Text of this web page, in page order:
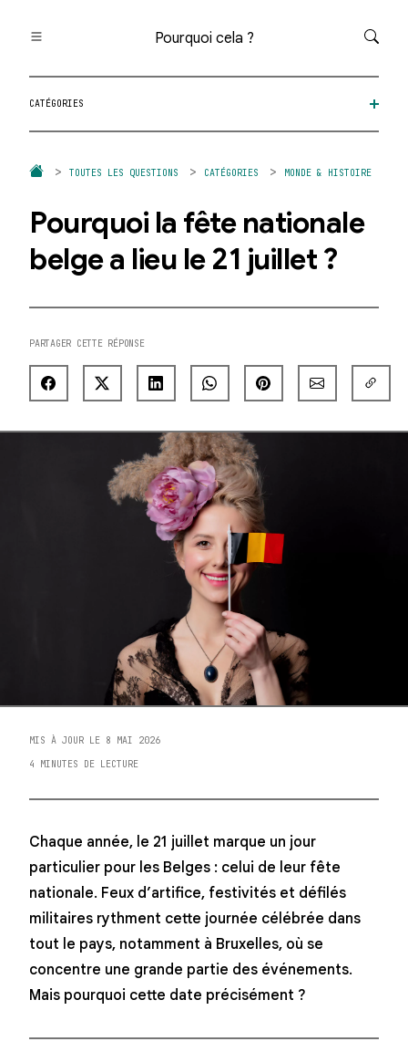
Pourquoi cela ?
Toutes les questions
Catégories
Question au hasard
CATÉGORIES
TOUTES LES QUESTIONS CATÉGORIES MONDE & HISTOIRE
Pourquoi la fête nationale
belge a lieu le 21 juillet ?
PARTAGER CETTE RÉPONSE
MIS À JOUR LE 8 MAI 2026
4 MINUTES DE LECTURE
Chaque année, le 21 juillet marque un jour
particulier pour les Belges : celui de leur fête
nationale. Feux d’artifice, festivités et défilés
militaires rythment cette journée célébrée dans
tout le pays, notamment à Bruxelles, où se
concentre une grande partie des événements.
Mais pourquoi cette date précisément ?